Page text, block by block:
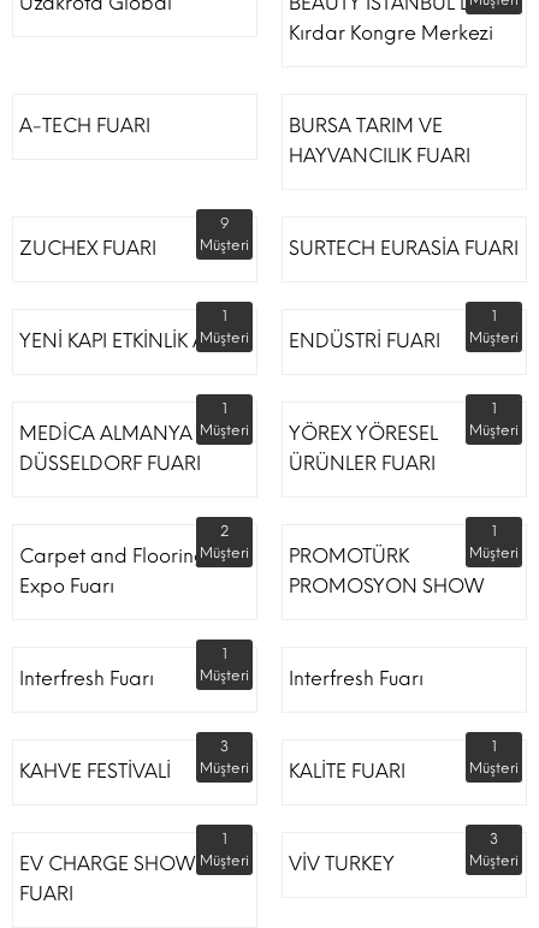
Kırdar Kongre Merkezi
A-TECH FUARI
BURSA TARIM VE
HAYVANCILIK FUARI
ZUCHEX FUARI
9
Müşteri
SURTECH EURASİA FUARI
YENİ KAPI ETKİNLİK ALANI
1
Müşteri
ENDÜSTRİ FUARI
1
Müşteri
MEDİCA ALMANYA
DÜSSELDORF FUARI
1
Müşteri
YÖREX YÖRESEL
ÜRÜNLER FUARI
1
Müşteri
Carpet and Flooring
Expo Fuarı
2
Müşteri
PROMOTÜRK
PROMOSYON SHOW
1
Müşteri
Interfresh Fuarı
1
Müşteri
Interfresh Fuarı
KAHVE FESTİVALİ
3
Müşteri
KALİTE FUARI
1
Müşteri
EV CHARGE SHOW
FUARI
1
Müşteri
VİV TURKEY
3
Müşteri